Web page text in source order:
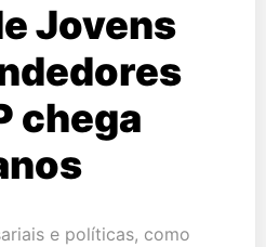
Jovens
chega
e políticas, como